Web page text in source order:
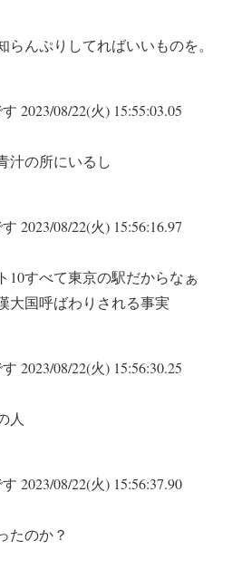
らんぷりしてればいいものを。
2023/08/22(火) 15:55:03.05
汁の所にいるし
2023/08/22(火) 15:56:16.97
10すべて東京の駅だからなぁ
大国呼ばわりされる事実
2023/08/22(火) 15:56:30.25
人
2023/08/22(火) 15:56:37.90
たのか？